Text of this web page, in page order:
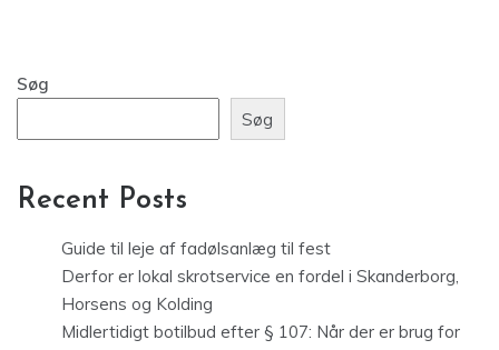
Søg
Søg
Recent Posts
Guide til leje af fadølsanlæg til fest
Derfor er lokal skrotservice en fordel i Skanderborg,
Horsens og Kolding
Midlertidigt botilbud efter § 107: Når der er brug for